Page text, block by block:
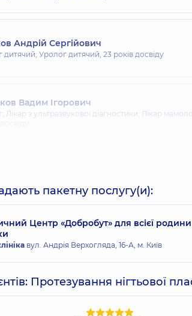
Андрій Сергійович
дитячий; Уролог дитячий, 23 років досвіду
Вадим Ігорович
Лікар з ультразвукової діагностики; Лікар
Микола Іванович
дитячий; Ортопед-травматолог дитячий,24 років
Андрій Григорійович
дитячий; Ортопед-травматолог дитячий; Хірург,
пакетну послугу(и):
Центр «Добробут» для всієї
вул. Андрія Верхогляда, 16-А, м. Київ
Протезування нігтьової